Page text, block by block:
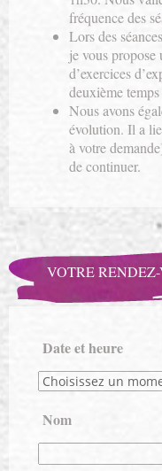
fréquence des
Lors des
je vous
d’exercices
deuxième
Nous avons
évolution. Il a
à votre
de continuer.
VOTRE
Date et heure
Nom